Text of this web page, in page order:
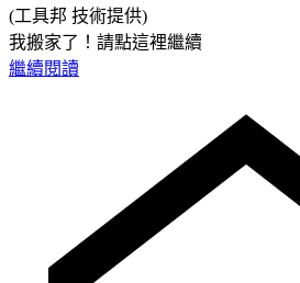
(工具邦 技術提供)
我搬家了！請點這裡繼續
繼續閱讀